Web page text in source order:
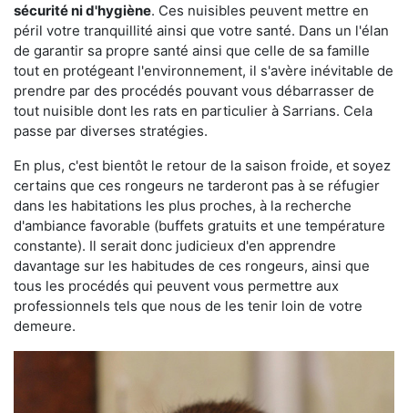
sécurité ni d'hygiène. Ces nuisibles peuvent mettre en
péril votre tranquillité ainsi que votre santé. Dans un l'élan
de garantir sa propre santé ainsi que celle de sa famille
tout en protégeant l'environnement, il s'avère inévitable de
prendre par des procédés pouvant vous débarrasser de
tout nuisible dont les rats en particulier à Sarrians. Cela
passe par diverses stratégies.
En plus, c'est bientôt le retour de la saison froide, et soyez
certains que ces rongeurs ne tarderont pas à se réfugier
dans les habitations les plus proches, à la recherche
d'ambiance favorable (buffets gratuits et une température
constante). Il serait donc judicieux d'en apprendre
davantage sur les habitudes de ces rongeurs, ainsi que
tous les procédés qui peuvent vous permettre aux
professionnels tels que nous de les tenir loin de votre
demeure.